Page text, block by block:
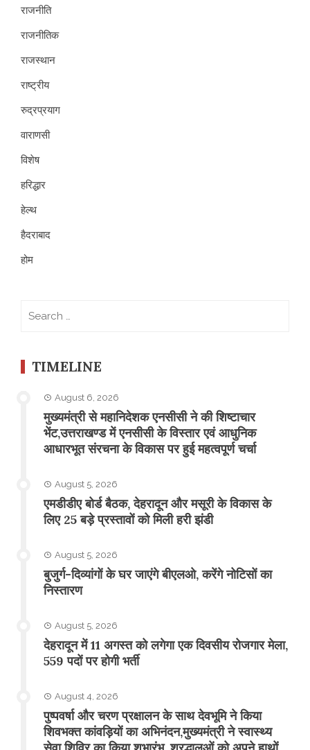
राजनीति
राजनीतिक
राजस्थान
राष्ट्रीय
रुद्रप्रयाग
वाराणसी
विशेष
हरिद्धार
हेल्थ
हैदराबाद
होम
TIMELINE
August 6, 2026
मुख्यमंत्री से महानिदेशक एनसीसी ने की शिष्टाचार
भेंट,उत्तराखण्ड में एनसीसी के विस्तार एवं आधुनिक
आधारभूत संरचना के विकास पर हुई महत्वपूर्ण चर्चा
August 5, 2026
एमडीडीए बोर्ड बैठक, देहरादून और मसूरी के विकास के
लिए 25 बड़े प्रस्तावों को मिली हरी झंडी
August 5, 2026
बुजुर्ग-दिव्यांगों के घर जाएंगे बीएलओ, करेंगे नोटिसों का
निस्तारण
August 5, 2026
​देहरादून में 11 अगस्त को लगेगा एक दिवसीय रोजगार मेला,
559 पदों पर होगी भर्ती
August 4, 2026
पुष्पवर्षा और चरण प्रक्षालन के साथ देवभूमि ने किया
शिवभक्त कांवड़ियों का अभिनंदन,मुख्यमंत्री ने स्वास्थ्य